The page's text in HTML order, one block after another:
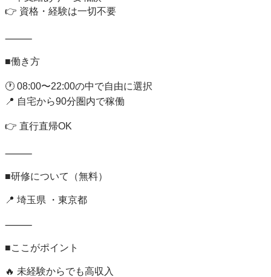
👉 資格・経験は一切不要
⸻
■働き方
🕐 08:00〜22:00の中で自由に選択
📍 自宅から90分圏内で稼働
👉 直行直帰OK
⸻
■研修について（無料）
📍 埼玉県 ・東京都
⸻
■ここがポイント
🔥 未経験からでも高収入